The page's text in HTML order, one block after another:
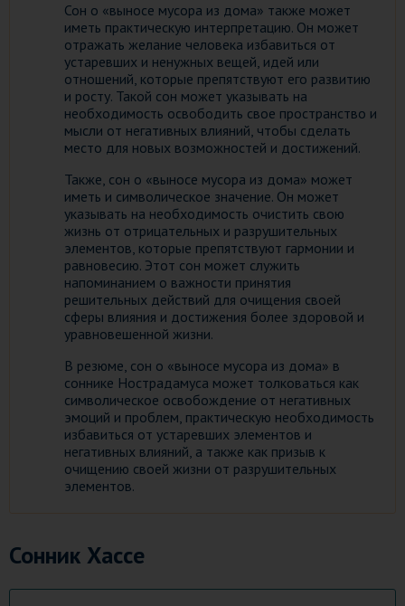
Сон о «выносе мусора из дома» также может
иметь практическую интерпретацию. Он может
отражать желание человека избавиться от
устаревших и ненужных вещей, идей или
отношений, которые препятствуют его развитию
и росту. Такой сон может указывать на
необходимость освободить свое пространство и
мысли от негативных влияний, чтобы сделать
место для новых возможностей и достижений.
Также, сон о «выносе мусора из дома» может
иметь и символическое значение. Он может
указывать на необходимость очистить свою
жизнь от отрицательных и разрушительных
элементов, которые препятствуют гармонии и
равновесию. Этот сон может служить
напоминанием о важности принятия
решительных действий для очищения своей
сферы влияния и достижения более здоровой и
уравновешенной жизни.
В резюме, сон о «выносе мусора из дома» в
соннике Нострадамуса может толковаться как
символическое освобождение от негативных
эмоций и проблем, практическую необходимость
избавиться от устаревших элементов и
негативных влияний, а также как призыв к
очищению своей жизни от разрушительных
элементов.
Сонник Хассе